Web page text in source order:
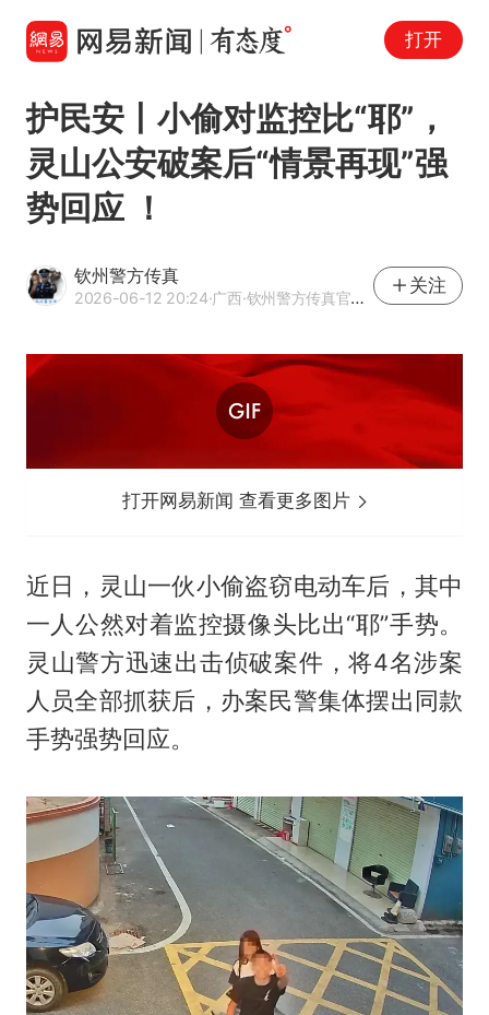
打开
护民安丨小偷对监控比“耶”，
灵山公安破案后“情景再现”强
势回应 ！
钦州警方传真
2026-06-12 20:24·广西·钦州警方传真官方网易号
关注
打开网易新闻 查看更多图片
近日，灵山一伙小偷盗窃电动车后，其中
一人公然对着监控摄像头比出“耶”手势。
灵山警方迅速出击侦破案件，将4名涉案
人员全部抓获后，办案民警集体摆出同款
手势强势回应。